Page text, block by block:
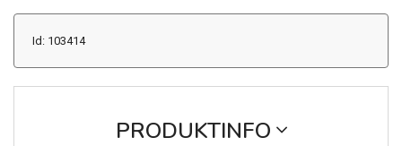
Id: 103414
PRODUKTINFO